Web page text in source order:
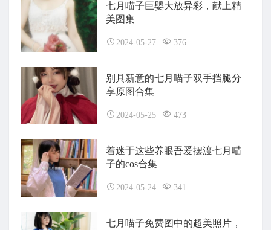
七月喵子巨婴大放异彩，献上精
美图集
2024-05-27 376
别具新意的七月喵子双手挡腿分
享原图合集
2024-05-25 473
着迷于这些养眼吾爱摆渡七月喵
子的cos合集
2024-05-24 341
七月喵子免费图中的超美照片，